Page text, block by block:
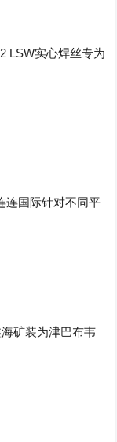
LSW实心焊丝专为
连国际针对不同平
矿装为津巴布韦